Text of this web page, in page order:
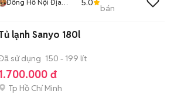
Đồng Hồ Nội Địa
bán
lạnh Sanyo 180l
sử dụng 150 - 199 lít
đ
Tp Hồ Chí Minh